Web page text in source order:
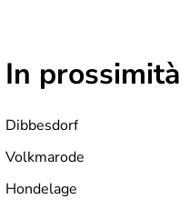
In prossimità
Dibbesdorf
Volkmarode
Hondelage